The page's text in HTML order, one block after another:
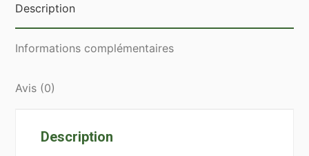
chocolat
tradition
Description
Informations complémentaires
Avis (0)
Description